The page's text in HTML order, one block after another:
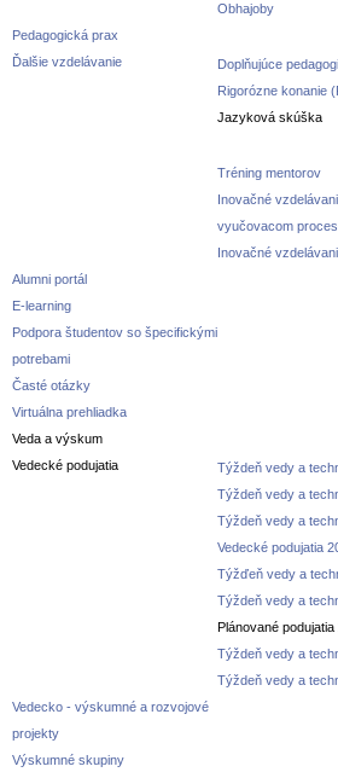
Obhajoby
Pedagogická prax
Ďalšie vzdelávanie
Doplňujúce
Rigorózne konanie
Jazyková skúška
Tréning mentorov
Inovačné
vyučovacom
Inovačné
Alumni portál
E-learning
Podpora študentov so špecifickými
potrebami
Časté otázky
Virtuálna prehliadka
Veda a výskum
Vedecké podujatia
Týždeň vedy a
Týždeň vedy a
Týždeň vedy a
Vedecké podujatia
Týžďeň vedy a
Týždeň vedy a
Plánované podujatia
Týždeň vedy a
Týždeň vedy a
Vedecko - výskumné a rozvojové
projekty
Výskumné skupiny